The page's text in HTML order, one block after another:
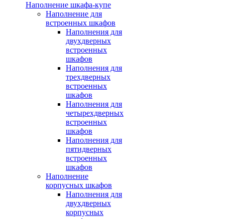
Наполнение шкафа-купе
Наполнение для
встроенных шкафов
Наполнения для
двухдверных
встроенных
шкафов
Наполнения для
трехдверных
встроенных
шкафов
Наполнения для
четырехдверных
встроенных
шкафов
Наполнения для
пятидверных
встроенных
шкафов
Наполнение
корпусных шкафов
Наполнения для
двухдверных
корпусных